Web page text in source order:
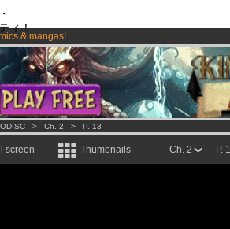
ィ！
& mangas!.
month !Get membership now
> Ch. 2 > P. 13
screen Thumbnails P.
Ch. 2